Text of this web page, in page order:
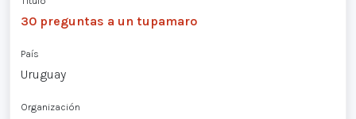
30 preguntas a un tupamaro
País
Uruguay
Organización